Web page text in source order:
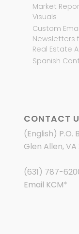
Market
Visuals
Custom
Newsletters
Real Estate
Spanish
CONTACT
(English) P.O.
Glen Allen,
(631) 787-
Email KCM*